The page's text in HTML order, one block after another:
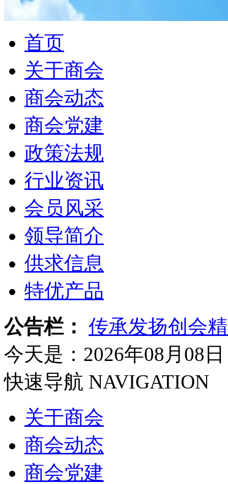
首页
关于商会
商会动态
商会党建
政策法规
行业资讯
会员风采
领导简介
供求信息
特优产品
公告栏： 传承发扬创会
今天是：2026年08月08日
快速导航 NAVIGATION
关于商会
商会动态
商会党建